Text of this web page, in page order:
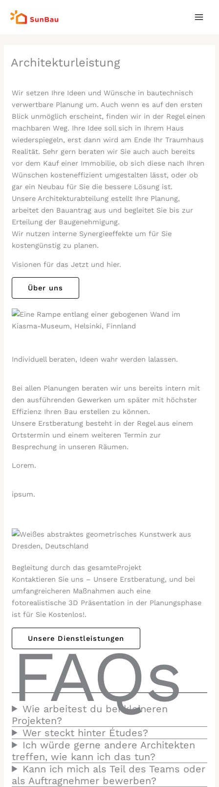
Inhalt
Architekturleistung
Wir setzen Ihre Ideen und Wünsche in bautechnisch
verwertbare Planung um. Auch wenn es auf den ersten
Blick unmöglich erscheint, finden wir in der Regel einen
machbaren Weg. Ihre Idee soll sich in Ihrem Haus
wiederspiegeln, erst dann wird am Ende Ihr Traumhaus
Realität. Sehr gern beraten wir Sie auch auch bereits
vor dem Kauf einer Immobilie, ob sich diese nach Ihren
Wünschen kosteneffizient umgestalten lässt, oder ob
gar ein Neubau für Sie die bessere Lösung ist.
Unsere Architekturabteilung estellt Ihre Planung,
arbeitet den Bauantrag aus und begleitet Sie bis zur
Erteilung der Baugenehmigung.
Wir nutzen interne Synergieeffekte um für Sie
kostengünstig zu planen.
Visionen für das Jetzt und hier.
Über uns
Individuell beraten, Ideen wahr werden lalassen.
Bei allen Planungen beraten wir uns bereits intern mit
den ausführenden Gewerken um später mit höchster
Effizienz Ihren Bau erstellen zu können.
Unsere Erstberatung besteht in der Regel aus einem
Ortstermin und einem weiteren Termin zur
Besprechung in unseren Räumen.
Lorem.
ipsum.
Begleitung durch das gesamteProjekt
Kontaktieren Sie uns – Unsere Erstberatung, und bei
umfangreicheren Maßnahmen auch eine
fotorealistische 3D Präsentation in der Planungsphase
ist für Sie Kostenlos!.
Unsere Dienstleistungen
FAQs
Wie arbeitest du bei kleineren
Projekten?
Wer steckt hinter Études?
Ich würde gerne andere Architekten
treffen, wie kann ich das tun?
Kann ich mich als Teil des Teams oder
als Auftragnehmer bewerben?